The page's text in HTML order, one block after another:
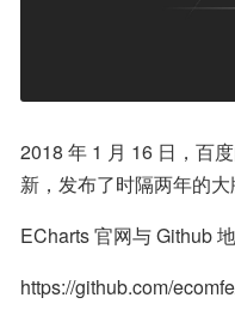
2018 年 1 月 16 日，百
新，发布了时隔两年的大
ECharts 官网与 Github 地
https://github.com/